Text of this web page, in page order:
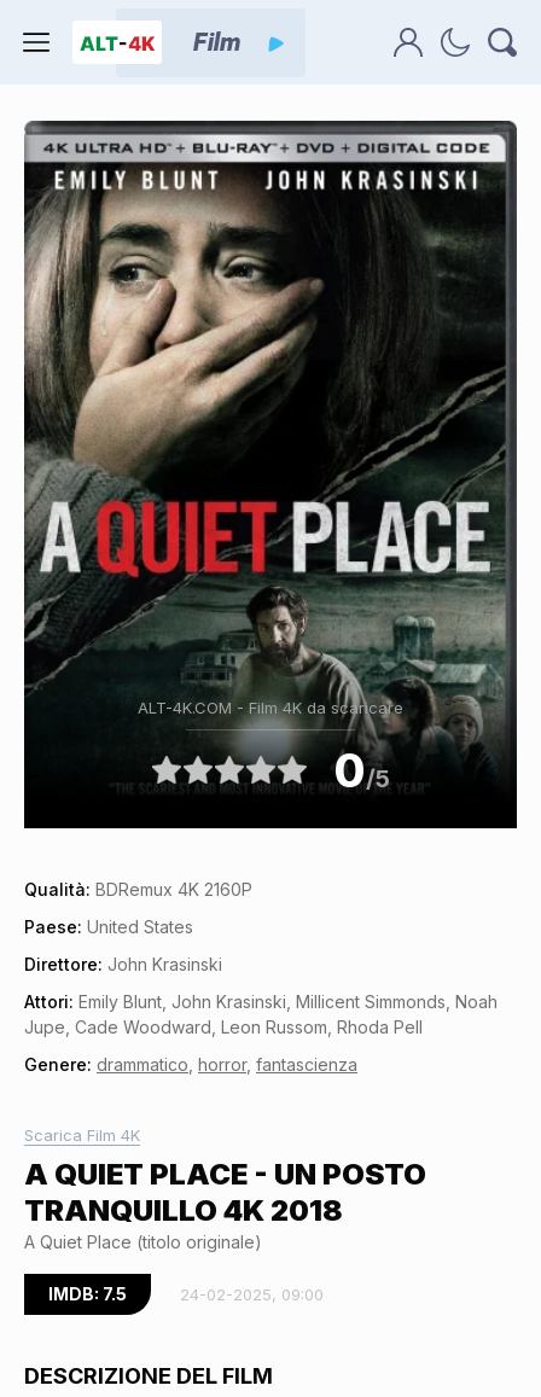
ALT-4K.COM - Film 4K da scaricare
0/5
Qualità: BDRemux 4K 2160P
Paese: United States
Direttore: John Krasinski
Attori: Emily Blunt, John Krasinski, Millicent Simmonds, Noah
Jupe, Cade Woodward, Leon Russom, Rhoda Pell
Genere: drammatico horror, fantascienza
Scarica Film 4K
A QUIET PLACE - UN POSTO
TRANQUILLO 4K 2018
A Quiet Place (titolo originale)
IMDB: 7.5 24-02-2025, 09:00
DESCRIZIONE DEL FILM